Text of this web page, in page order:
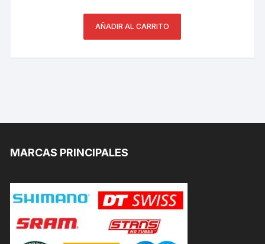
AÑADIR AL CARRITO
MARCAS PRINCIPALES